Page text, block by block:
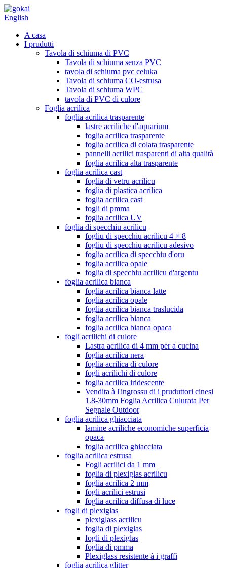
English
A casa
I prudutti
Tavola di schiuma di PVC
Tavola di schiuma senza PVC
tavola di schiuma pvc celuka
Tavola di schiuma CO-estrusa
Tavola di schiuma WPC
tavola di PVC di culore
Foglia acrilica
foglia acrilica trasparente
lastre acriliche d'aquarium
foglia acrilica trasparente
foglia acrilica di colata trasparente
pannelli acrilici trasparenti di alta qualità
foglia acrilica alta trasparente
foglia acrilica cast
foglia di vetru acrilicu
foglia di plastica acrilica
foglia acrilica cast
fogli di pmma
foglia acrilica UV
foglia di specchiu acrilicu
fogliu di specchiu acrilicu 4 × 8
fogliu di specchiu acrilicu adesivo
foglia acrilica di specchiu d'oru
foglia acrilica opale
foglia di specchiu acrilicu d'argentu
foglia acrilica bianca
foglia acrilica bianca latte
foglia acrilica opale
foglia acrilica bianca traslucida
foglia acrilica bianca
foglia acrilica bianca opaca
fogli acrilichi di culore
Lastra acrilica di 4 mm per a cucina
foglia acrilica nera
foglia acrilica di culore
fogli acrilichi di culore
foglia acrilica iridescente
Vendita à l'ingrossu di i pruduttori cinesi
1.8-30mm Foglia Acrilica Culurata Per
Segnale Outdoor
foglia acrilica ghiacciata
lamine acriliche economiche superficia
opaca
foglia acrilica ghiacciata
foglia acrilica estrusa
Fogli acrilici da 1 mm
foglia di plexiglas acrilicu
foglia acrilica 2 mm
fogli acrilici estrusi
foglia acrilica diffusa di luce
fogli di plexiglas
plexiglass acrilicu
foglia di plexiglas
fogli di plexiglas
foglia di pmma
Plexiglass resistente à i graffi
foglia acrilica glitter